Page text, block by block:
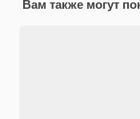
Вам также могут